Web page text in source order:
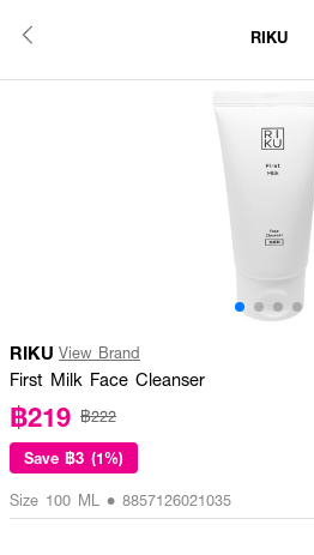
RIKU
RIKU View Brand
First Milk Face Cleanser
฿219 ฿222
Save ฿3 (1%)
Size 100 ML • 8857126021035